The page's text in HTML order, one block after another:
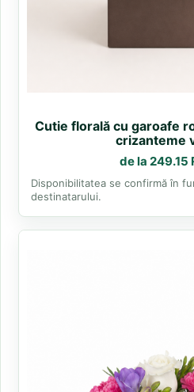
Cutie florală cu garoafe
crizanteme
de la 249.15
Disponibilitatea se confirmă în
destinatarului.